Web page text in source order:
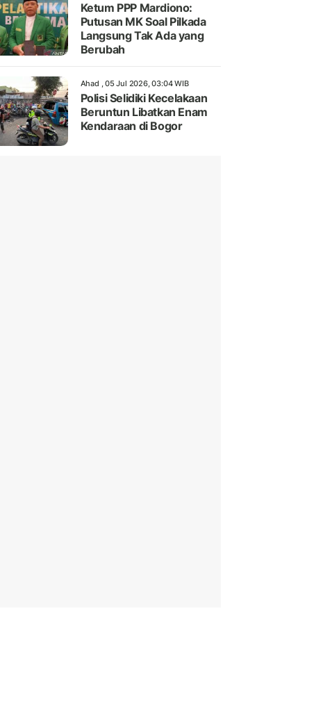
Ketum PPP Mardiono:
Putusan MK Soal Pilkada
Langsung Tak Ada yang
Berubah
Ahad , 05 Jul 2026, 03:04 WIB
Polisi Selidiki Kecelakaan
Beruntun Libatkan Enam
Kendaraan di Bogor